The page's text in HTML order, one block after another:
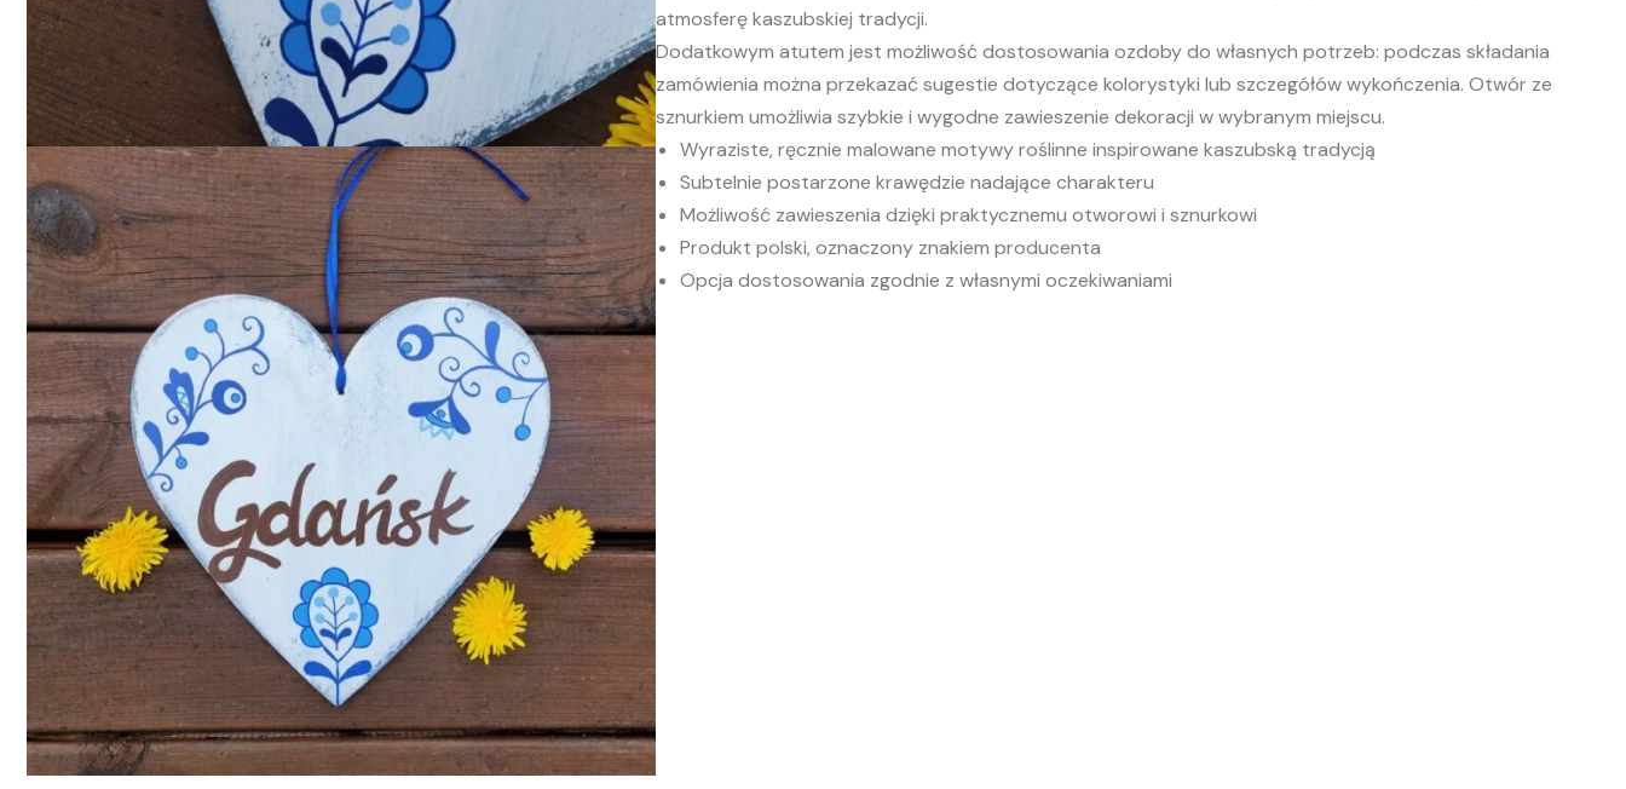
atmosferę kaszubskiej tradycji.
Dodatkowym atutem jest możliwość dostosowania ozdoby do własnych potrzeb: podczas składania
zamówienia można przekazać sugestie dotyczące kolorystyki lub szczegółów wykończenia. Otwór ze
sznurkiem umożliwia szybkie i wygodne zawieszenie dekoracji w wybranym miejscu.
Wyraziste, ręcznie malowane motywy roślinne inspirowane kaszubską tradycją
Subtelnie postarzone krawędzie nadające charakteru
Możliwość zawieszenia dzięki praktycznemu otworowi i sznurkowi
Produkt polski, oznaczony znakiem producenta
Opcja dostosowania zgodnie z własnymi oczekiwaniami